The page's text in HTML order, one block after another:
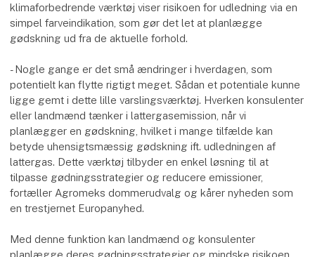
klimaforbedrende værktøj viser risikoen for udledning via en
simpel farveindikation, som gør det let at planlægge
gødskning ud fra de aktuelle forhold.
- Nogle gange er det små ændringer i hverdagen, som
potentielt kan flytte rigtigt meget. Sådan et potentiale kunne
ligge gemt i dette lille varslingsværktøj. Hverken konsulenter
eller landmænd tænker i lattergasemission, når vi
planlægger en gødskning, hvilket i mange tilfælde kan
betyde uhensigtsmæssig gødskning ift. udledningen af
lattergas. Dette værktøj tilbyder en enkel løsning til at
tilpasse gødningsstrategier og reducere emissioner,
fortæller Agromeks dommerudvalg og kårer nyheden som
en trestjernet Europanyhed.
Med denne funktion kan landmænd og konsulenter
planlægge deres gødningsstrategier og mindske risikoen